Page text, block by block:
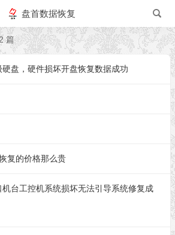
盘首数据恢复
篇
盘，硬件损坏开盘恢复数据成功
复的价格那么贵
台工控机系统损坏无法引导系统修复成